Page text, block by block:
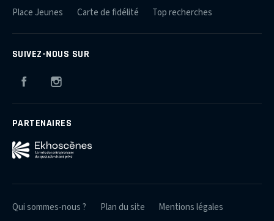
Place Jeunes
Carte de fidélité Top recherches
SUIVEZ-NOUS SUR
Facebook
PARTENAIRES
Qui sommes-nous ? Plan du site
Mentions légales